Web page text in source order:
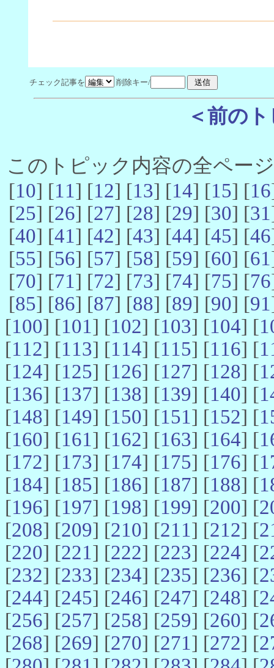
チェック記事を 削除キー/
＜前の
このトピック内容の全ペー
[10] [11] [12] [13] [14] [15] [16
[25] [26] [27] [28] [29] [30] [31
[40] [41] [42] [43] [44] [45] [46
[55] [56] [57] [58] [59] [60] [61
[70] [71] [72] [73] [74] [75] [76
[85] [86] [87] [88] [89] [90] [91
[100] [101] [102] [103] [104] [
[112] [113] [114] [115] [116] [
[124] [125] [126] [127] [128] [
[136] [137] [138] [139] [140] [
[148] [149] [150] [151] [152] [
[160] [161] [162] [163] [164] [
[172] [173] [174] [175] [176] [
[184] [185] [186] [187] [188] [
[196] [197] [198] [199] [200] [
[208] [209] [210] [211] [212] [
[220] [221] [222] [223] [224] [
[232] [233] [234] [235] [236] [
[244] [245] [246] [247] [248] [
[256] [257] [258] [259] [260] [
[268] [269] [270] [271] [272] [